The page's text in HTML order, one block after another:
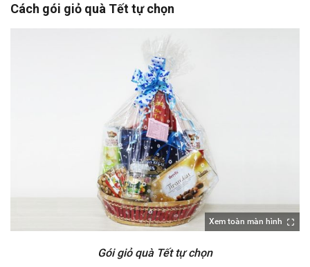
Cách gói giỏ quà Tết tự chọn
Xem toàn màn hình
Gói giỏ quà Tết tự chọn